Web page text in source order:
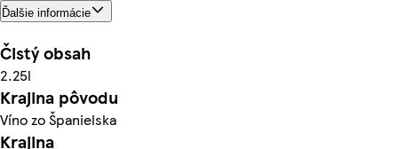
Ďalšie informácie
Čistý obsah
2.25l
Krajina pôvodu
Víno zo Španielska
Krajina